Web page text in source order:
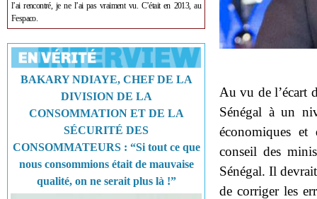
l’ai rencontré, je ne l’ai pas vraiment vu. C’était en 2013, au
Fespaco.
BAKARY NDIAYE, CHEF DE LA
DIVISION DE LA
CONSOMMATION ET DE LA
SÉCURITÉ DES
CONSOMMATEURS : “Si tout ce que
nous consommions était de mauvaise
qualité, on ne serait plus là !”
Au vu de l’écart
Sénégal à un
économiques
conseil des
Sénégal. Il
de corriger les